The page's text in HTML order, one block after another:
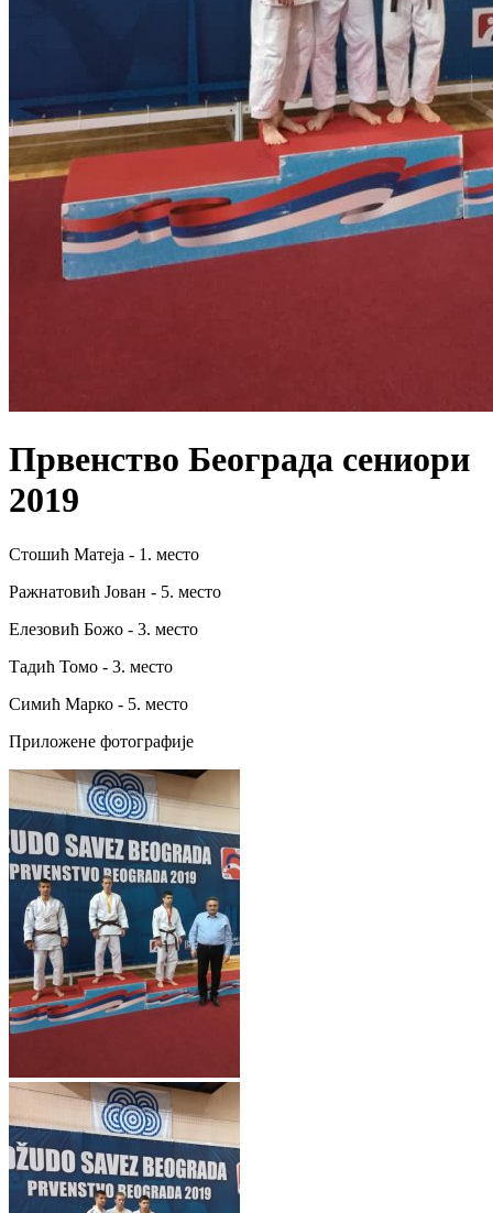
Првенство Београда сениори
2019
Стошић Матеја - 1. место
Ражнатовић Јован - 5. место
Елезовић Божо - 3. место
Тадић Томо - 3. место
Симић Марко - 5. место
Приложене фотографије